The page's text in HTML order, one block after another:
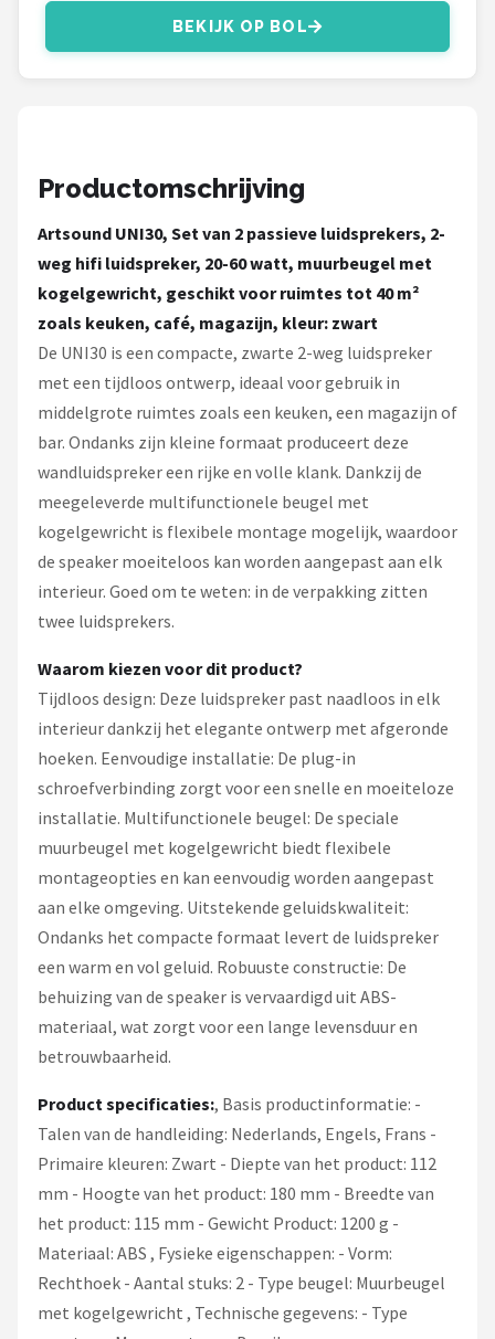
BEKIJK OP BOL
Productomschrijving
Artsound UNI30, Set van 2 passieve luidsprekers, 2-
weg hifi luidspreker, 20-60 watt, muurbeugel met
kogelgewricht, geschikt voor ruimtes tot 40 m²
zoals keuken, café, magazijn, kleur: zwart
De UNI30 is een compacte, zwarte 2-weg luidspreker
met een tijdloos ontwerp, ideaal voor gebruik in
middelgrote ruimtes zoals een keuken, een magazijn of
bar. Ondanks zijn kleine formaat produceert deze
wandluidspreker een rijke en volle klank. Dankzij de
meegeleverde multifunctionele beugel met
kogelgewricht is flexibele montage mogelijk, waardoor
de speaker moeiteloos kan worden aangepast aan elk
interieur. Goed om te weten: in de verpakking zitten
twee luidsprekers.
Waarom kiezen voor dit product?
Tijdloos design: Deze luidspreker past naadloos in elk
interieur dankzij het elegante ontwerp met afgeronde
hoeken. Eenvoudige installatie: De plug-in
schroefverbinding zorgt voor een snelle en moeiteloze
installatie. Multifunctionele beugel: De speciale
muurbeugel met kogelgewricht biedt flexibele
montageopties en kan eenvoudig worden aangepast
aan elke omgeving. Uitstekende geluidskwaliteit:
Ondanks het compacte formaat levert de luidspreker
een warm en vol geluid. Robuuste constructie: De
behuizing van de speaker is vervaardigd uit ABS-
materiaal, wat zorgt voor een lange levensduur en
betrouwbaarheid.
Product specificaties:, Basis productinformatie: -
Talen van de handleiding: Nederlands, Engels, Frans -
Primaire kleuren: Zwart - Diepte van het product: 112
mm - Hoogte van het product: 180 mm - Breedte van
het product: 115 mm - Gewicht Product: 1200 g -
Materiaal: ABS , Fysieke eigenschappen: - Vorm:
Rechthoek - Aantal stuks: 2 - Type beugel: Muurbeugel
met kogelgewricht , Technische gegevens: - Type